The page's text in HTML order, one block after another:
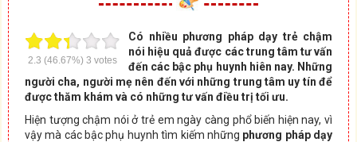
2.3 (46.67%) 3 votes
Có nhiều phương pháp dạy trẻ chậm
nói hiệu quả được các trung tâm tư vấn
đến các bậc phụ huynh hiên nay. Những
người cha, người mẹ nên đến với những trung tâm uy tín để
được thăm khám và có những tư vấn điều trị tối ưu.
Hiện tượng chậm nói ở trẻ em ngày càng phổ biến hiện nay, vì
vậy mà các bậc phụ huynh tìm kiếm những phương pháp dạy